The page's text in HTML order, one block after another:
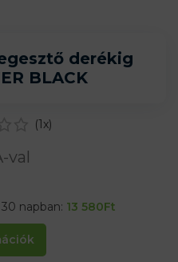
derékig
BLACK
(1x)
val
napban: 13 580Ft